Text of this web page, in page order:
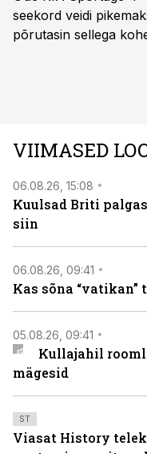
seekord veidi
põrutasin sellega
VIIMASED
06.08.26, 15:08
Kuulsad Briti
siin
06.08.26, 09:41
Kas sõna “vatikan”
05.08.26, 09:41
Kullajahil
mägesid
ST
Viasat History